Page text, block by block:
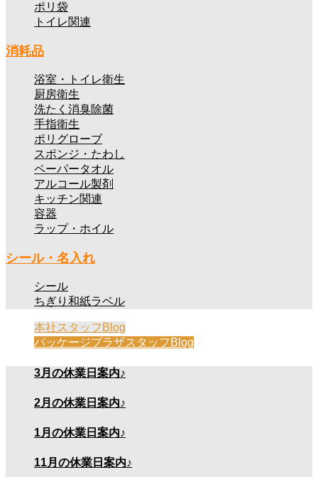
ポリ袋
トイレ関連
消耗品
浴室・トイレ衛生
厨房衛生
洗たく消臭除菌
手指衛生
ポリグローブ
スポンジ・たわし
ペーパータオル
アルコール製剤
キッチン関連
容器
ラップ・ホイル
シール・名入れ
シール
ちぎり和紙ラベル
本社スタッフBlog
パッケージプラザスタッフBlog
3月の休業日案内♪
2月の休業日案内♪
1月の休業日案内♪
11月の休業日案内♪